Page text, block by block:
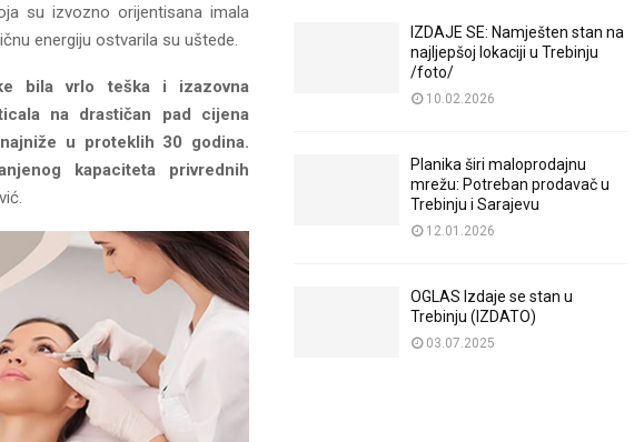
su izvozno orijentisana imala
energiju ostvarila su uštede.
bila vrlo teška i izazovna
na drastičan pad cijena
u proteklih 30 godina.
kapaciteta privrednih
IZDAJE SE: Namješten stan na
najljepšoj lokaciji u Trebinju
/foto/
10.02.2026
Planika širi maloprodajnu
mrežu: Potreban prodavač u
Trebinju i Sarajevu
12.01.2026
OGLAS Izdaje se stan u
Trebinju (IZDATO)
03.07.2025